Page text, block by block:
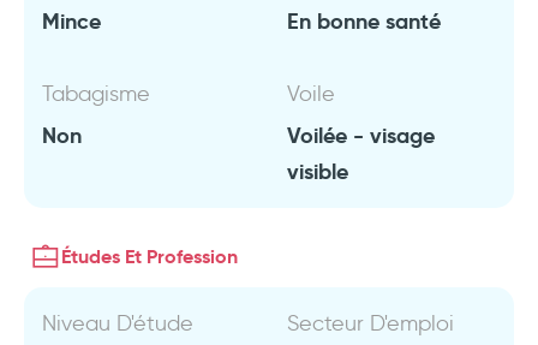
Mince En bonne santé
Tabagisme
Non
Voile
Voilée - visage
visible
Études Et Profession
Niveau D'étude Secteur D'emploi